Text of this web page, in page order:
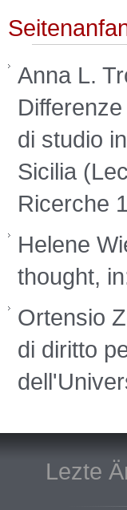
Anna L.
di studio
Sicilia
Ricerche
Helene
thought,
Ortensio
di diritto
Lezte